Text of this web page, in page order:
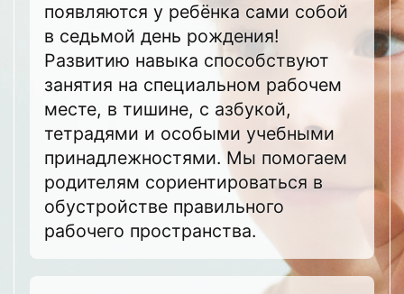
появляются у ребёнка сами собой
в седьмой день рождения!
Развитию навыка способствуют
занятия на специальном рабочем
месте, в тишине, с азбукой,
тетрадями и особыми учебными
принадлежностями. Мы помогаем
родителям сориентироваться в
обустройстве правильного
рабочего пространства.